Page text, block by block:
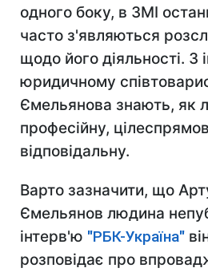
одного боку, в ЗМІ
часто з'являються
щодо його діяльності. З
юридичному
Ємельянова знають, як
професійну,
відповідальну.
Варто зазначити, що
Ємельянов людина
інтерв'ю "РБК-Україна"
розповідає про